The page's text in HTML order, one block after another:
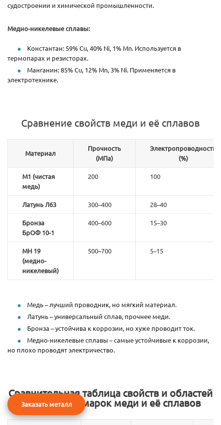
судостроении и химической промышленности.
Медно-никелевые сплавы:
Константан: 59% Cu, 40% Ni, 1% Mn. Используется в
термопарах и резисторах.
Манганин: 85% Cu, 12% Mn, 3% Ni. Применяется в
электротехнике.
Сравнение свойств меди и её сплавов
Материал
Прочность
(МПа)
Электропроводность
(%)
М1 (чистая
медь)
200 100
Латунь Л63 300–400 28–40
Бронза
БрОФ 10-1
400–600 15–30
МН 19
(медно-
никелевый)
500–700 5–15
Медь – лучший проводник, но мягкий материал.
Латунь – универсальный сплав, прочнее меди.
Бронза – устойчива к коррозии, но хуже проводит ток.
Медно-никелевые сплавы – самые устойчивые к коррозии,
но плохо проводят электричество.
Сравнительная таблица свойств и областей
применения марок меди и её сплавов
Заказать металл